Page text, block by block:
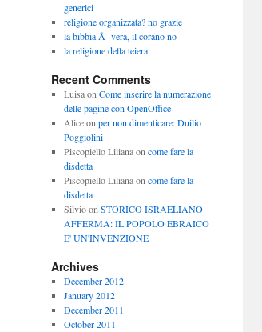
generici
religione organizzata? no grazie
la bibbia Ã¨ vera, il corano no
la religione della teiera
Recent Comments
Luisaon Come inserire la numerazione
delle pagine con OpenOffice
Aliceon per non dimenticare: Duilio
Poggiolini
Piscopiello Lilianaon come fare la
disdetta
Piscopiello Lilianaon come fare la
disdetta
Silvioon STORICO ISRAELIANO
AFFERMA: IL POPOLO EBRAICO
E' UN'INVENZIONE
Archives
December 2012
January 2012
December 2011
October 2011